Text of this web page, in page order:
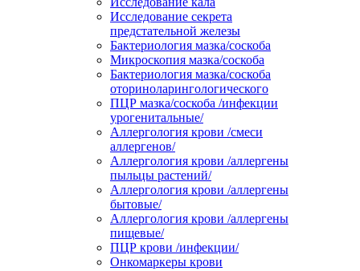
Исследование секрета
предстательной железы
Бактериология мазка/соскоба
Микроскопия мазка/соскоба
Бактериология мазка/соскоба
оториноларингологического
ПЦР мазка/соскоба /инфекции
урогенитальные/
Аллергология крови /смеси
аллергенов/
Аллергология крови /аллергены
пыльцы растений/
Аллергология крови /аллергены
бытовые/
Аллергология крови /аллергены
пищевые/
ПЦР крови /инфекции/
Онкомаркеры крови